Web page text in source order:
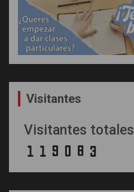
Visitantes
Visitantes totales